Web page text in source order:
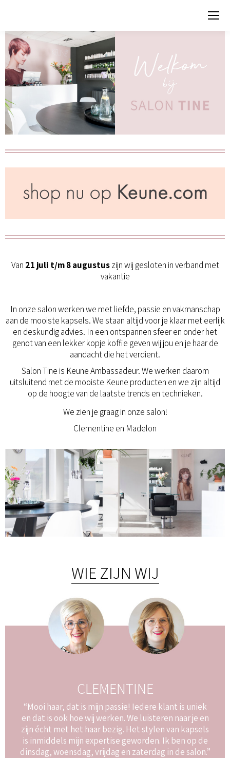
Van 21 juli t/m 8 augustuszijn wij gesloten in verband met
vakantie
In onze salon werken we met liefde, passie en vakmanschap
aan de mooiste kapsels. We staan altijd voor je klaar met eerlijk
en deskundig advies. In een ontspannen sfeer en onder het
genot van een lekker kopje koffie geven wij jou en je haar de
aandacht die het verdient.
Salon Tine is Keune Ambassadeur. We werken daarom
uitsluitend met de mooiste Keune producten en we zijn altijd
op de hoogte van de laatste trends en technieken.
We zien je graag in onze salon!
Clementine en Madelon
WIE ZIJN WIJ
CLEMENTINE
“Mooi haar, dat is mijn passie! Iedere klant is uniek
en dat is ook hoe wij werken. We luisteren naar je en
zijn écht met het haar bezig. Het stylen van kapsels
is inmiddels mijn expertise geworden. Ik ben op de
dinsdag, woensdag, vrijdag en zaterdag in de salon.”